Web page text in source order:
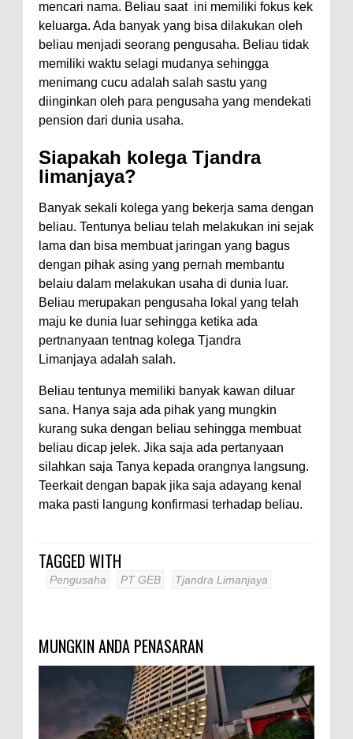
mencari nama. Beliau saat ini memiliki fokus kek
keluarga. Ada banyak yang bisa dilakukan oleh
beliau menjadi seorang pengusaha. Beliau tidak
memiliki waktu selagi mudanya sehingga
menimang cucu adalah salah sastu yang
diinginkan oleh para pengusaha yang mendekati
pension dari dunia usaha.
Siapakah kolega Tjandra
limanjaya?
Banyak sekali kolega yang bekerja sama dengan
beliau. Tentunya beliau telah melakukan ini sejak
lama dan bisa membuat jaringan yang bagus
dengan pihak asing yang pernah membantu
belaiu dalam melakukan usaha di dunia luar.
Beliau merupakan pengusaha lokal yang telah
maju ke dunia luar sehingga ketika ada
pertnanyaan tentnag kolega Tjandra
Limanjaya adalah salah.
Beliau tentunya memiliki banyak kawan diluar
sana. Hanya saja ada pihak yang mungkin
kurang suka dengan beliau sehingga membuat
beliau dicap jelek. Jika saja ada pertanyaan
silahkan saja Tanya kepada orangnya langsung.
Teerkait dengan bapak jika saja adayang kenal
maka pasti langung konfirmasi terhadap beliau.
TAGGED WITH
Pengusaha PT GEB Tjandra Limanjaya
MUNGKIN ANDA PENASARAN